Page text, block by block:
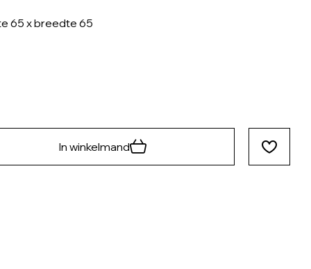
65 x breedte 65
In winkelmand